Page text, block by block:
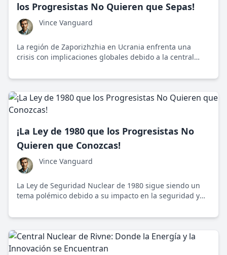
los Progresistas No Quieren que Sepas!
Vince Vanguard
La región de Zaporizhzhia en Ucrania enfrenta una
crisis con implicaciones globales debido a la central
¡La Ley de 1980 que los Progresistas No
Quieren que Conozcas!
Vince Vanguard
La Ley de Seguridad Nuclear de 1980 sigue siendo un
tema polémico debido a su impacto en la seguridad y
progresistas actuales.